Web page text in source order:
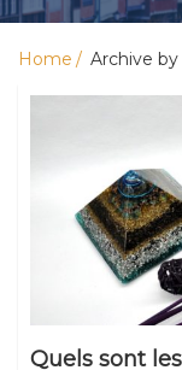
Home Archive
Quels sont